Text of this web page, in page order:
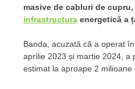
masive de cabluri de
infrastructura energetică a
Banda, acuzată că a operat
aprilie 2023 și martie 2024, a
estimat la aproape 2 milioane